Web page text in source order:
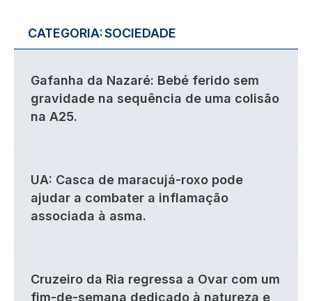
CATEGORIA:SOCIEDADE
Gafanha da Nazaré: Bebé ferido sem
gravidade na sequência de uma colisão
na A25.
UA: Casca de maracujá-roxo pode
ajudar a combater a inflamação
associada à asma.
Cruzeiro da Ria regressa a Ovar com um
fim-de-semana dedicado à natureza e